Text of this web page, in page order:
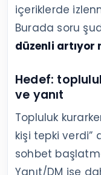
içeriklerde
Burada soru
düzenli artıyor
Hedef:
ve yanıt
Topluluk
kişi tepki verdi”
sohbet